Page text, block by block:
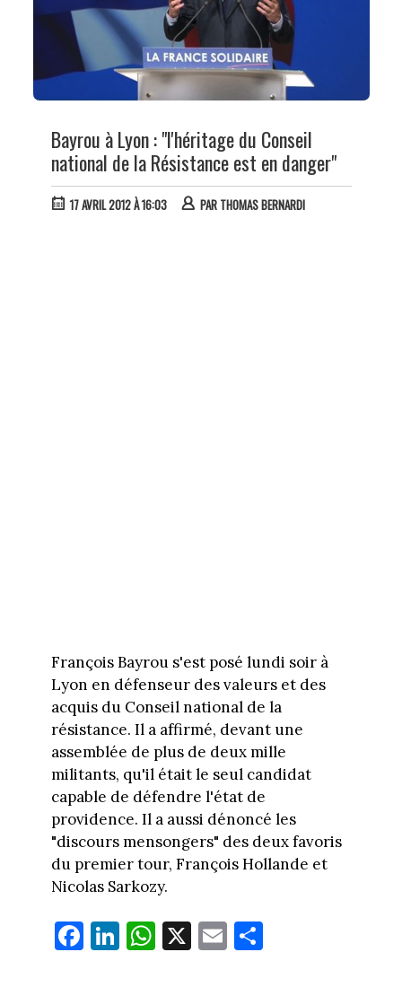
Bayrou à Lyon : "l'héritage du Conseil
national de la Résistance est en danger"
17 AVRIL 2012 À 16:03 PAR THOMAS BERNARDI
François Bayrou s'est posé lundi soir à
Lyon en défenseur des valeurs et des
acquis du Conseil national de la
résistance. Il a affirmé, devant une
assemblée de plus de deux mille
militants, qu'il était le seul candidat
capable de défendre l'état de
providence. Il a aussi dénoncé les
"discours mensongers" des deux favoris
du premier tour, François Hollande et
Nicolas Sarkozy.
Fa
ce
Li
nk
W
ha
X E
m
Pa